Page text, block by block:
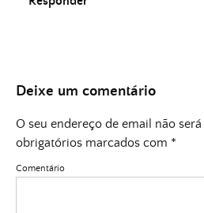
Deixe um comentário
O seu endereço de email não
obrigatórios marcados com *
Comentário